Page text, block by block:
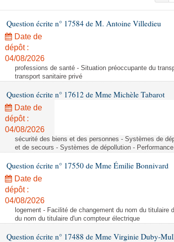
Question écrite n° 17584 de M. Antoine Villedieu
Date de
dépôt :
04/08/2026
professions de santé - Situation préoccupante du
transport sanitaire privé
Question écrite n° 17612 de Mme Michèle Tabarot
Date de
dépôt :
04/08/2026
sécurité des biens et des personnes - Systèmes de
et de secours - Systèmes de dépollution -
Question écrite n° 17550 de Mme Émilie Bonnivard
Date de
dépôt :
04/08/2026
logement - Facilité de changement du nom du
du nom du titulaire d'un compteur électrique
Question écrite n° 17488 de Mme Virginie Duby-